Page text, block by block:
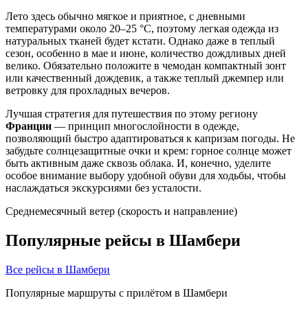
Лето здесь обычно мягкое и приятное, с дневными
температурами около 20–25 °C, поэтому легкая одежда из
натуральных тканей будет кстати. Однако даже в теплый
сезон, особенно в мае и июне, количество дождливых дней
велико. Обязательно положите в чемодан компактный зонт
или качественный дождевик, а также теплый джемпер или
ветровку для прохладных вечеров.
Лучшая стратегия для путешествия по этому региону
Франции — принцип многослойности в одежде,
позволяющий быстро адаптироваться к капризам погоды. Не
забудьте солнцезащитные очки и крем: горное солнце может
быть активным даже сквозь облака. И, конечно, уделите
особое внимание выбору удобной обуви для ходьбы, чтобы
наслаждаться экскурсиями без усталости.
Среднемесячный ветер (скорость и направление)
Популярные рейсы в Шамбери
Все рейсы в Шамбери
Популярные маршруты с прилётом в Шамбери